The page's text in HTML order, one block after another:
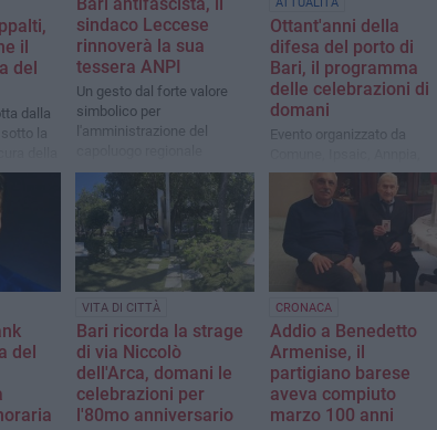
il
del
dalla
la
sindaco Leccese
rinnoverà la sua
tessera ANPI
Un gesto dal forte valore
simbolico per
l'amministrazione del
ATTUALITÀ
Ottant'anni della
difesa del porto di
Bari, il programma
delle celebrazioni di
domani
Evento organizzato da
Cgil, Arci e Coordinamento
antifascista
del
VITA DI CITTÀ
Bari ricorda la strage
di via Niccolò
dell'Arca, domani le
celebrazioni per
l'80mo anniversario
CRONACA
Addio a Benedetto
Armenise, il
partigiano barese
aveva compiuto
marzo 100 anni